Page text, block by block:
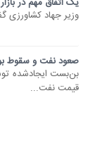
وزیر جهاد کشاورزی
صعود نفت و سقوط
بن‌بست ایجادشده
قیمت نفت...